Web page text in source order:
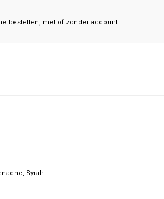
bestellen, met of zonder account
Syrah